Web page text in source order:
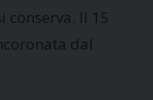
conserva. Il 15
dal